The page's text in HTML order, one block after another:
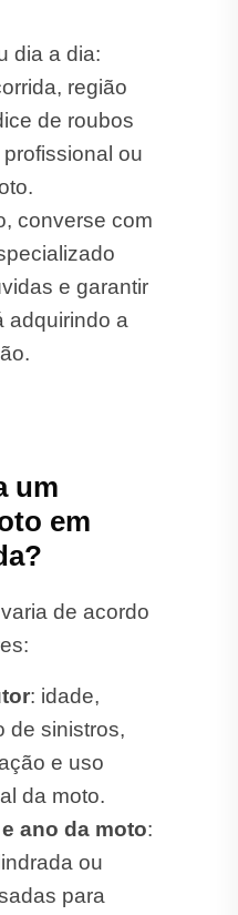
dia a dia:
região
de roubos
ou
converse com
e garantir
adquirindo a
um
em
de acordo
: idade,
de sinistros,
e uso
da moto.
ano da moto:
ou
para